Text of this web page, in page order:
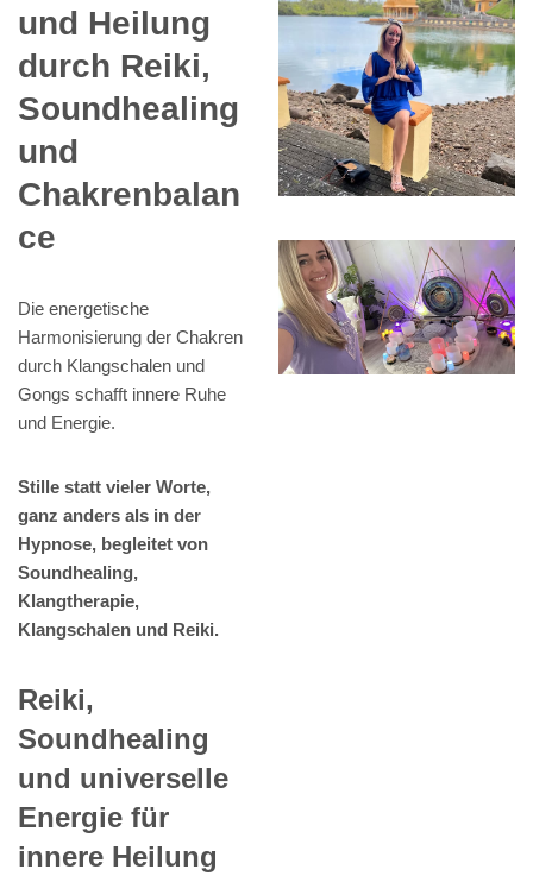
und Heilung
durch Reiki,
Soundhealing
und
Chakrenbalan
ce
Die energetische
Harmonisierung der Chakren
durch Klangschalen und
Gongs schafft innere Ruhe
und Energie.
Stille statt vieler Worte,
ganz anders als in der
Hypnose, begleitet von
Soundhealing,
Klangtherapie,
Klangschalen und Reiki.
Reiki,
Soundhealing
und universelle
Energie für
innere Heilung